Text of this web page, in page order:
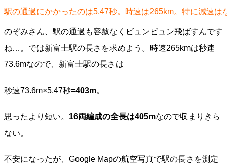
駅の通過にかかったのは5.47秒。時速は265km。特に減速
のぞみさん、駅の通過も容赦なくビュンビュン飛ばすんです
ね…。では新富士駅の長さを求めよう。時速265kmは秒速
73.6mなので、新富士駅の長さは
秒速73.6m×5.47秒=403m。
思ったより短い。 16両編成の全長は405mなので収まりきら
ない。
不安になったが、Google Mapの航空写真で駅の長さを測定